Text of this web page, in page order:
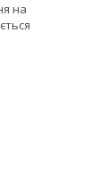
на